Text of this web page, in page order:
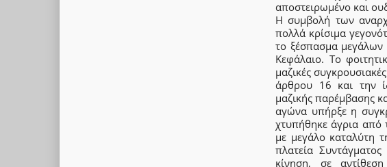
αποστειρωμένο και
Η συμβολή των
πολλά κρίσιμα
το ξέσπασμα μεγάλων
Κεφάλαιο. Το
μαζικές
άρθρου 16 και την
μαζικής παρέμβασης
αγώνα υπήρξε η
χτυπήθηκε άγρια από
με μεγάλο καταλύτη
πλατεία
κίνηση, σε